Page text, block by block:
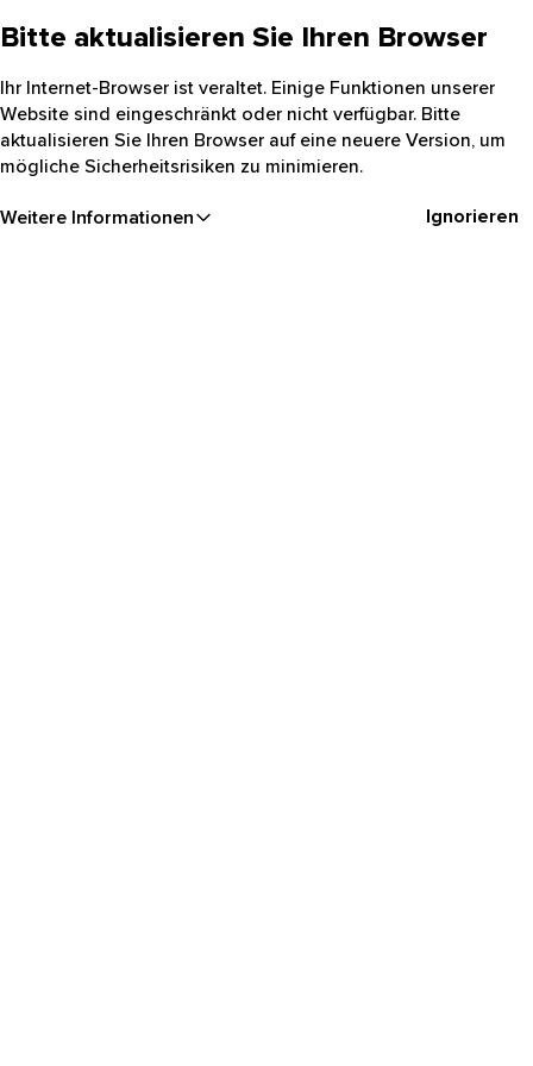
Bitte aktualisieren Sie Ihren Browser
Ihr Internet-Browser ist veraltet. Einige Funktionen unserer
Website sind eingeschränkt oder nicht verfügbar. Bitte
aktualisieren Sie Ihren Browser auf eine neuere Version, um
mögliche Sicherheitsrisiken zu minimieren.
Weitere Informationen Ignorieren